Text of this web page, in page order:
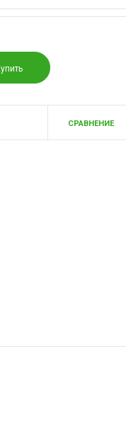
СРАВНЕНИЕ